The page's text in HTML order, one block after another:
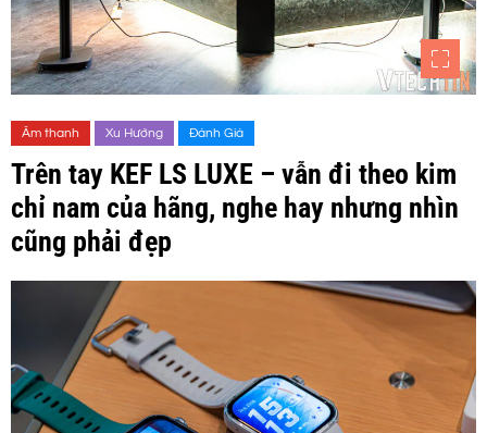
Âm thanh Xu Hướng Đánh Giá
Trên tay KEF LS LUXE – vẫn đi theo kim
chỉ nam của hãng, nghe hay nhưng nhìn
cũng phải đẹp